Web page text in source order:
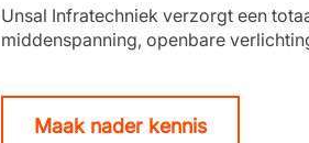
Unsal Infratechniek verzorgt een
middenspanning, openbare
Maak nader kennis